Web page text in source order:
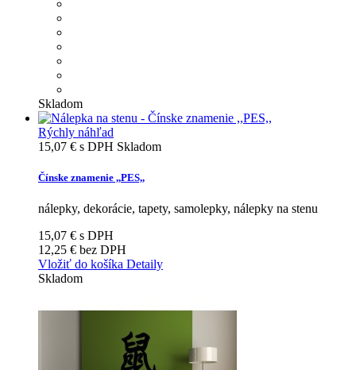
Skladom
Rýchly náhľad
15,07 € s DPH Skladom
Čínske znamenie ,,PES,,
nálepky, dekorácie, tapety, samolepky, nálepky na stenu
15,07 € s DPH
12,25 € bez DPH
Vložiť do košíka Detaily
Skladom